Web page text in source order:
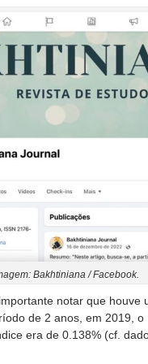
Bakhtiniana / Facebook.
notar que houve
de 2 anos, em 2019,
era de 0.138% (cf.